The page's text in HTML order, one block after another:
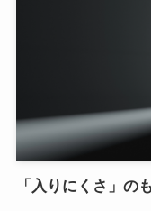
「入りにくさ」の